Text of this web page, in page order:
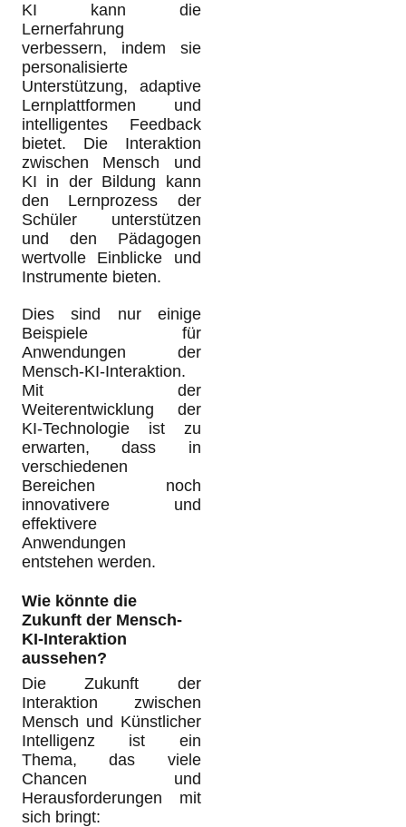
KI kann die
Lernerfahrung
verbessern, indem sie
personalisierte
Unterstützung, adaptive
Lernplattformen und
intelligentes Feedback
bietet. Die Interaktion
zwischen Mensch und
KI in der Bildung kann
den Lernprozess der
Schüler unterstützen
und den Pädagogen
wertvolle Einblicke und
Instrumente bieten.
Dies sind nur einige
Beispiele für
Anwendungen der
Mensch-KI-Interaktion.
Mit der
Weiterentwicklung der
KI-Technologie ist zu
erwarten, dass in
verschiedenen
Bereichen noch
innovativere und
effektivere
Anwendungen
entstehen werden.
Wie könnte die
Zukunft der Mensch-
KI-Interaktion
aussehen?
Die Zukunft der
Interaktion zwischen
Mensch und Künstlicher
Intelligenz ist ein
Thema, das viele
Chancen und
Herausforderungen mit
sich bringt: